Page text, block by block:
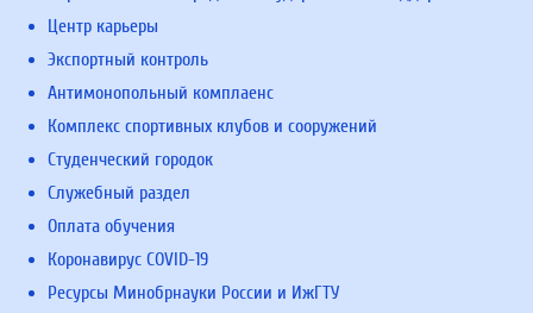
Центр карьеры
Экспортный контроль
Антимонопольный комплаенс
Комплекс спортивных клубов и сооружений
Студенческий городок
Служебный раздел
Оплата обучения
Коронавирус COVID-19
Ресурсы Минобрнауки России и ИжГТУ